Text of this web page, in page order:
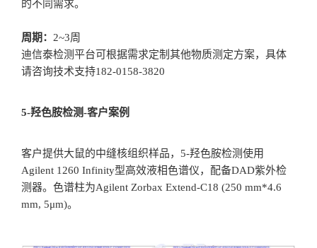
的不同需求。
周期： 2~3周
迪信泰检测平台可根据需求定制其他物质测定方案，具体
请咨询技术支持182-0158-3820
5-羟色胺检测-客户案例
客户提供大鼠的中缝核组织样品，5-羟色胺检测使用
Agilent 1260 Infinity型高效液相色谱仪，配备DAD紫外检
测器。色谱柱为Agilent Zorbax Extend-C18 (250 mm*4.6
mm, 5μm)。